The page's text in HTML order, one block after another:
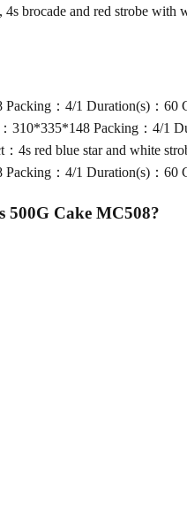
brocade and red strobe with
：4/1 Duration(s)：60
310*335*148 Packing：4/1
4s red blue star and white
：4/1 Duration(s)：60
500G Cake MC508?